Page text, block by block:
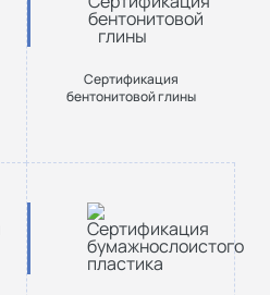
Сертификация
бентонитовой глины